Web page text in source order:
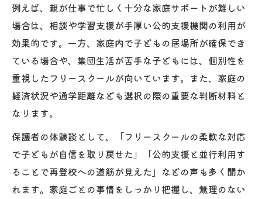
保護者相談が充実した大阪府内支援機関紹
介
不登校支援NPOと公的窓口の違いと選び方
家庭環境に応じた負担軽減策とサポート例
オンライン相談対応支援機関のメリット解
子どもに合う居場所を見極める実践的ポイント
フリースクール選びで大切な実践ポイント
子どものタイプ別に合う居場所の見つけ方
不登校でも通える公立高校の選択肢を解説
例えば、親が仕事で忙しく十分な家庭サポートが難しい
場合は、相談や学習支援が手厚い公的支援機関の利用が
効果的です。一方、家庭内で子どもの居場所が確保でき
ている場合や、集団生活が苦手な子どもには、個別性を
重視したフリースクールが向いています。また、家庭の
経済状況や通学距離なども選択の際の重要な判断材料と
なります。
保護者の体験談として、「フリースクールの柔軟な対応
で子どもが自信を取り戻せた」「公的支援と並行利用す
ることで再登校への道筋が見えた」などの声も多く聞か
れます。家庭ごとの事情をしっかり把握し、無理のない